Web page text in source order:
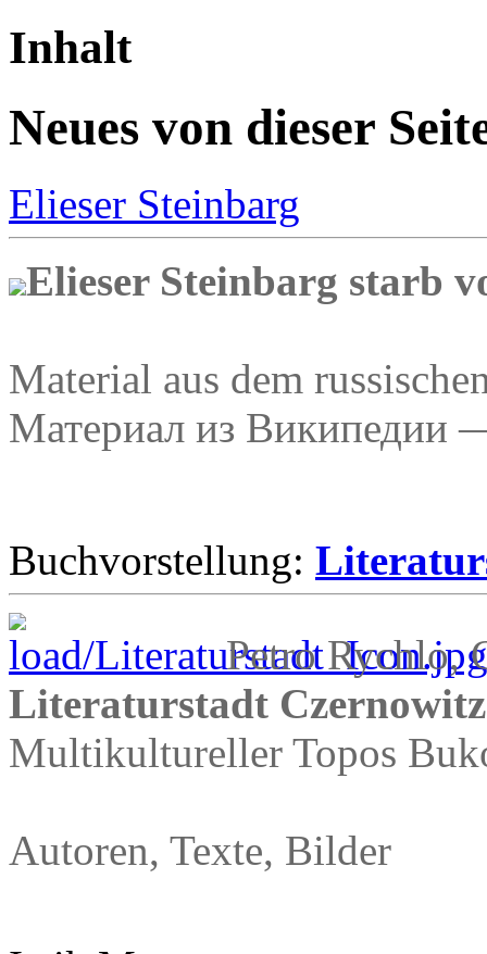
Inhalt
Neues von dieser
Elieser Steinbarg
Elieser Steinbarg starb
Material aus dem
Материал из Википедии
Buchvorstellung:
Petro Rychlo,
Literaturstadt Czernowitz
Multikultureller Topos
Autoren, Texte, Bilder